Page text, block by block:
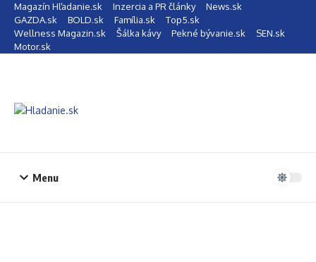
Preskočiť na obsah
Magazín Hľadanie.sk Inzercia a PR články
News.sk
GAZDA.sk
BOLD.sk Família.sk
Top5.sk
Wellness Magazin.sk
Šálka kávy Pekné bývanie.sk
SEN.sk
Motor.sk
Menu